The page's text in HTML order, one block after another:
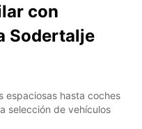
con
Sodertalje
espaciosas hasta coches
selección de vehículos